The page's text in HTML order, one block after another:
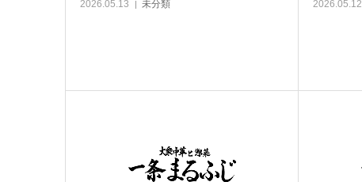
2026.05.13 未分類 2026.05.12